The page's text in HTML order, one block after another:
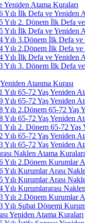
Yeniden Atama Kuraları
Yılı İlk Defa ve Yeniden
Yılı 2. Dönem İlk Defa
Yılı İlk Defa ve Yeniden
Yılı 3.Dönem İlk Defa ve
Yılı 2.Dönem İlk Defa ve
Yılı İlk Defa ve Yeniden
Yılı 3. Dönem İlk Defa
Atanma Kurası
Yılı 65-72 Yaş Yeniden
Yılı 65-72 Yaş Yeniden
Yılı 2.Dönem 65-72 Yaş
Yılı 65-72 Yaş Yeniden
Yılı 2. Dönem 65-72 Yaş
Yılı 65-72 Yaş Yeniden
Yılı 65-72 Yaş Yeniden
Naklen Atama Kuraları
Yılı 2.Dönem Kurumlar
Yılı Kurumlar Arası
Yılı Kurumlar Arası
Yılı Kurumlararası
Yılı 2.Dönem Kurumlar
Yılı Şubat Dönemi
Yeniden Atama Kuraları